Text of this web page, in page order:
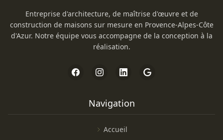
Entreprise d'architecture, de maîtrise d'œuvre et de
construction de maisons sur mesure en Provence-Alpes-Côte
d'Azur. Notre équipe vous accompagne de la conception à la
réalisation.
Navigation
Accueil